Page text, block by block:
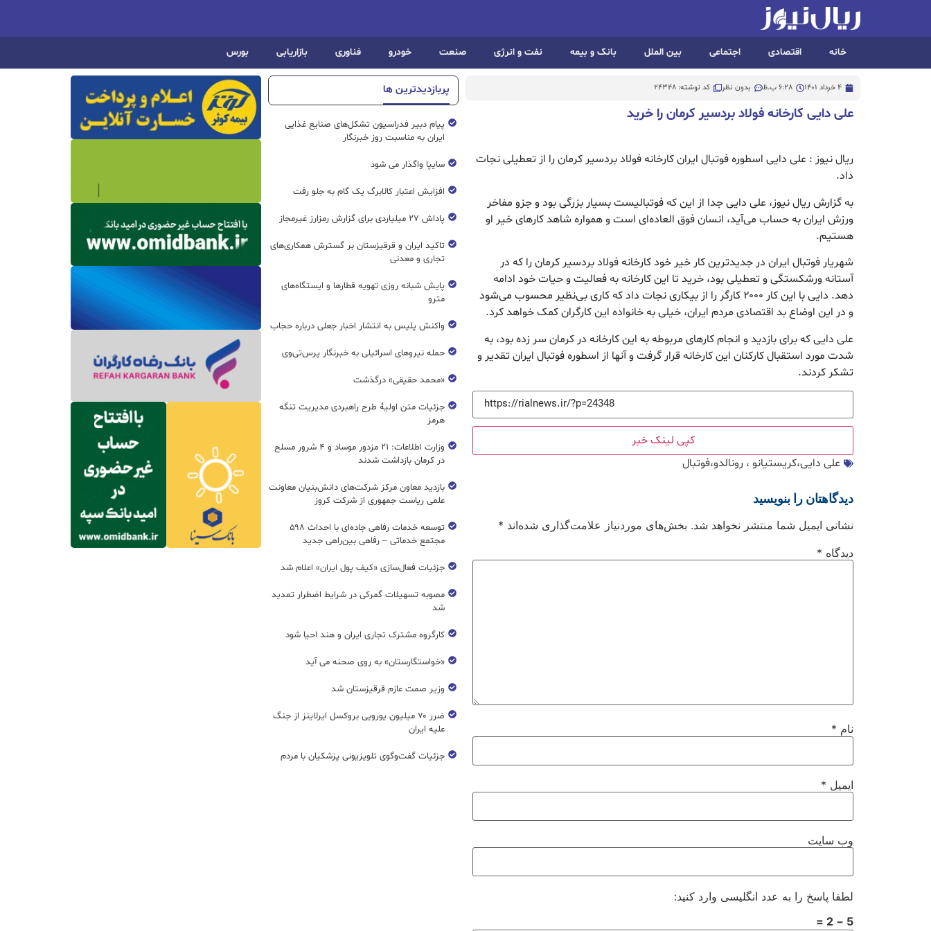
خانه اقتصادی اجتماعی بین الملل بانک و بیمه نفت و انرژی صنعت خودرو فناوری بازاریابی بورس
4 خرداد 1401 6:28 ب.ظ بدون نظر کد نوشته: 24348
علی دایی کارخانه فولاد بردسیر کرمان را خرید
ریال نیوز : علی دایی اسطوره فوتبال ایران کارخانه فولاد بردسیر کرمان را از تعطیلی نجات
داد.
به گزارش ریال نیوز، علی دایی جدا از این که فوتبالیست بسیار بزرگی بود و جزو مفاخر
ورزش ایران به حساب می‌آید، انسان فوق العاده‌ای است و همواره شاهد کارهای خیر او
هستیم.
شهریار فوتبال ایران در جدیدترین کار خیر خود کارخانه فولاد بردسیر کرمان را که در
آستانه ورشکستگی و تعطیلی بود، خرید تا این کارخانه به فعالیت و حیات خود ادامه
دهد. دایی با این کار ۲۰۰۰ کارگر را از بیکاری نجات داد که کاری بی‌نظیر محسوب می‌شود
و در این اوضاع بد اقتصادی مردم ایران، خیلی به خانواده این کارگران کمک خواهد کرد.
علی دایی که برای بازدید و انجام کارهای مربوطه به این کارخانه در کرمان سر زده بود، به
شدت مورد استقبال کارکنان این کارخانه قرار گرفت و آنها از اسطوره فوتبال ایران تقدیر و
تشکر کردند.
کپی لینک خبر
علی دایی،کریستیانو ، رونالدو،فوتبال
دیدگاهتان را بنویسید
نشانی ایمیل شما منتشر نخواهد شد. بخش‌های موردنیاز علامت‌گذاری شده‌اند *
دیدگاه *
نام *
ایمیل *
وب‌ سایت
لطفا پاسخ را به عدد انگلیسی وارد کنید:
5 − 2 =
پربازدیدترین ها
پیام دبیر فدراسیون تشکل‌های صنایع غذایی
ایران به مناسبت روز خبرنگار
سایپا واگذار می شود
افزایش اعتبار کالابرگ یک گام به جلو رفت
پاداش ۲۷ میلیاردی برای گزارش رمزارز غیرمجاز
تاکید ایران و قرقیزستان بر گسترش همکاری‌های
تجاری و معدنی
پایش شبانه روزی تهویه قطار‌ها و ایستگاه‌های
مترو
واکنش پلیس به انتشار اخبار جعلی درباره حجاب
حمله نیروهای اسرائیلی به خبرنگار پرس‌تی‌وی
«محمد حقیقی» درگذشت
جزئیات متن اولیۀ طرح راهبردی مدیریت تنگه
هرمز
وزارت اطلاعات: ۲۱ مزدور موساد و ۴ شرور مسلح
در کرمان بازداشت شدند
بازدید معاون مرکز شرکت‌های دانش‌بنیان معاونت
علمی ریاست جمهوری از شرکت کروز
توسعه خدمات رفاهی جاده‌ای با احداث ۵۹۸
مجتمع خدماتی – رفاهی بین‌راهی جدید
جزئیات فعال‌سازی «کیف پول ایران» اعلام شد
مصوبه تسهیلات گمرکی در شرایط اضطرار تمدید
شد
کارگروه مشترک تجاری ایران و هند احیا شود
«خواستگارستان» به روی صحنه می آید
وزیر صمت عازم قرقیزستان شد
ضرر ۷۰ میلیون یورویی بروکسل ایرلاینز از جنگ
علیه ایران
جزئیات گفت‌وگوی تلویزیونی پزشکیان با مردم